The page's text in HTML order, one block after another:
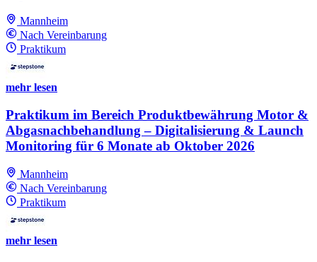
Mannheim
Nach Vereinbarung
Praktikum
mehr lesen
Praktikum im Bereich Produktbewährung Motor &
Abgasnachbehandlung – Digitalisierung & Launch
Monitoring für 6 Monate ab Oktober 2026
Mannheim
Nach Vereinbarung
Praktikum
mehr lesen